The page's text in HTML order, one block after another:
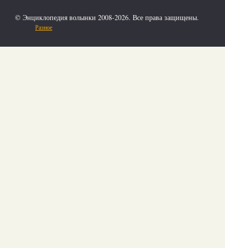
© Энциклопедия волынки 2008-2026. Все права защищены.
Разное